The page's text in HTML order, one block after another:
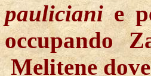
paulicianie
occupando
Melitene